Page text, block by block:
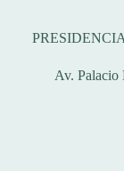
Av. Palacio